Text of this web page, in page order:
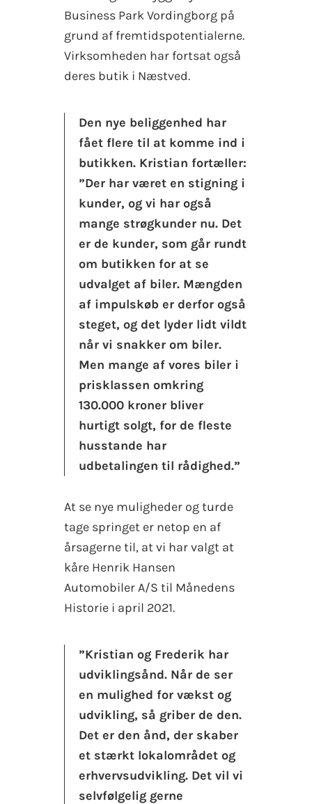
Business Park Vordingborg på
grund af fremtidspotentialerne.
Virksomheden har fortsat også
deres butik i Næstved.
Den nye beliggenhed har
fået flere til at komme ind i
butikken. Kristian fortæller:
”Der har været en stigning i
kunder, og vi har også
mange strøgkunder nu. Det
er de kunder, som går rundt
om butikken for at se
udvalget af biler. Mængden
af impulskøb er derfor også
steget, og det lyder lidt vildt
når vi snakker om biler.
Men mange af vores biler i
prisklassen omkring
130.000 kroner bliver
hurtigt solgt, for de fleste
husstande har
udbetalingen til rådighed.”
At se nye muligheder og turde
tage springet er netop en af
årsagerne til, at vi har valgt at
kåre Henrik Hansen
Automobiler A/S til Månedens
Historie i april 2021.
”Kristian og Frederik har
udviklingsånd. Når de ser
en mulighed for vækst og
udvikling, så griber de den.
Det er den ånd, der skaber
et stærkt lokalområdet og
erhvervsudvikling. Det vil vi
selvfølgelig gerne